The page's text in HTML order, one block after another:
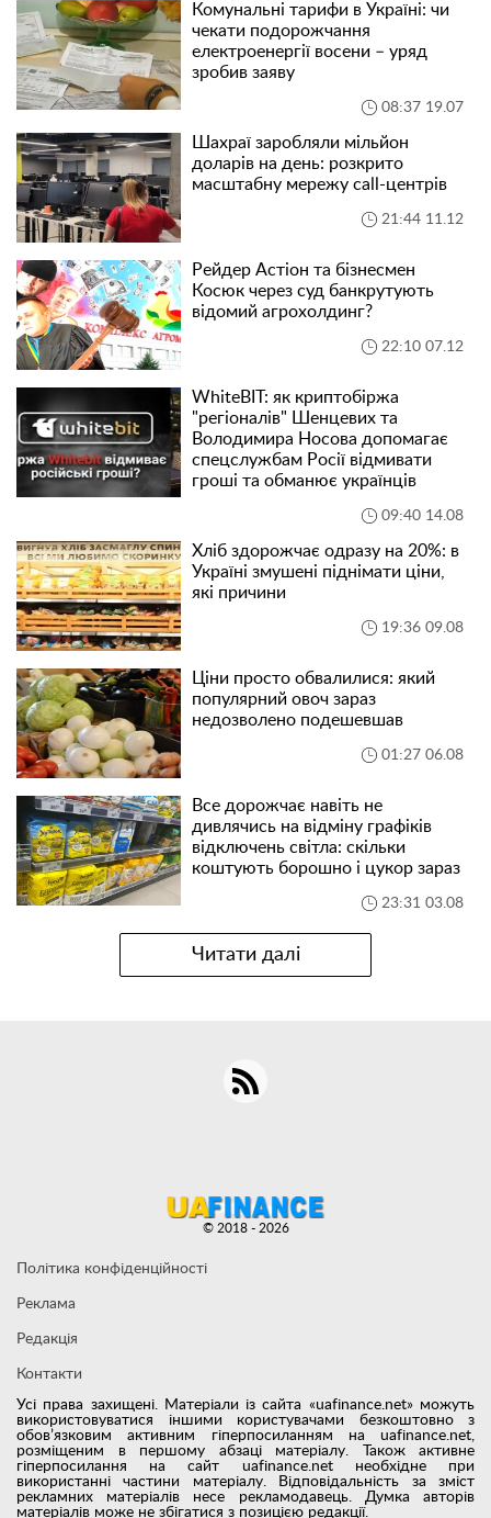
Комунальні тарифи в Україні: чи
чекати подорожчання
електроенергії восени – уряд
зробив заяву
08:37 19.07
Шахраї заробляли мільйон
доларів на день: розкрито
масштабну мережу call-центрів
21:44 11.12
Рейдер Астіон та бізнесмен
Косюк через суд банкрутують
відомий агрохолдинг?
22:10 07.12
WhiteBIT: як криптобіржа
"регіоналів" Шенцевих та
Володимира Носова допомагає
спецслужбам Росії відмивати
гроші та обманює українців
09:40 14.08
Хліб здорожчає одразу на 20%: в
Україні змушені піднімати ціни,
які причини
19:36 09.08
Ціни просто обвалилися: який
популярний овоч зараз
недозволено подешевшав
01:27 06.08
Все дорожчає навіть не
дивлячись на відміну графіків
відключень світла: скільки
коштують борошно і цукор зараз
23:31 03.08
Читати далі
Усі права захищені. Матеріали із сайта «uafinance.net» можуть
використовуватися іншими користувачами безкоштовно з
обов’язковим активним гіперпосиланням на uafinance.net,
розміщеним в першому абзаці матеріалу. Також активне
гіперпосилання на сайт uafinance.net необхідне при
використанні частини матеріалу. Відповідальність за зміст
рекламних матеріалів несе рекламодавець. Думка авторів
матеріалів може не збігатися з позицією редакції.
Політика конфіденційності
Реклама
Редакція
Контакти
© 2018 - 2026